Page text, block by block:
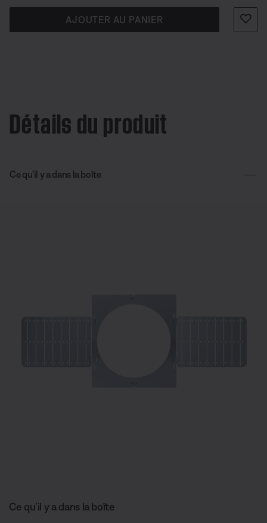
AJOUTER AU PANIER
Détails du produit
Ce qu’il y a dans la boîte
Ce qu’il y a dans la boîte